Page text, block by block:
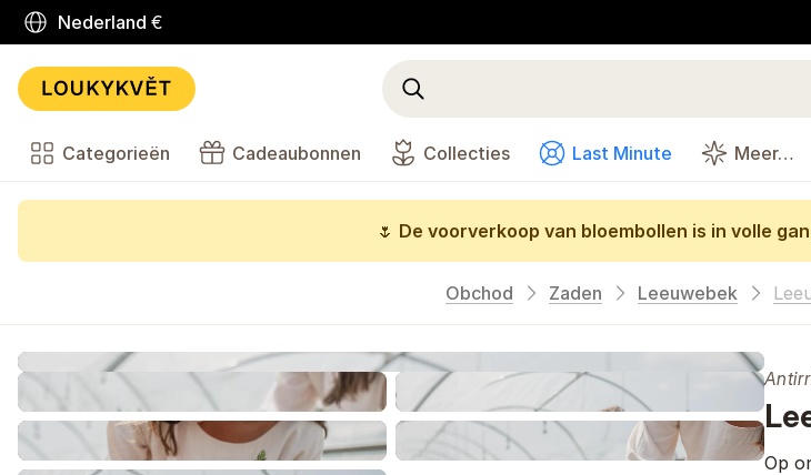
Nederland €
Categorieën Cadeaubonnen Collecties Last Minute Meer…
🌷 De voorverkoop van bloembollen is in volle
Obchod Zaden Leeuwebek
Op